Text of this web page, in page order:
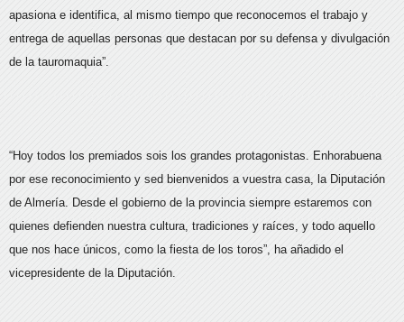
apasiona e identifica, al mismo tiempo que reconocemos el trabajo y
entrega de aquellas personas que destacan por su defensa y divulgación
de la tauromaquia”.
“Hoy todos los premiados sois los grandes protagonistas. Enhorabuena
por ese reconocimiento y sed bienvenidos a vuestra casa, la Diputación
de Almería. Desde el gobierno de la provincia siempre estaremos con
quienes defienden nuestra cultura, tradiciones y raíces, y todo aquello
que nos hace únicos, como la fiesta de los toros”, ha añadido el
vicepresidente de la Diputación.